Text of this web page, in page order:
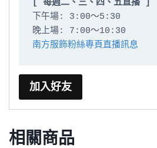
[ 每週二、三、四、五直播 ]
下午場: 3:00～5:30
南方服飾粉絲專頁直播訊息
加入好友
相關商品